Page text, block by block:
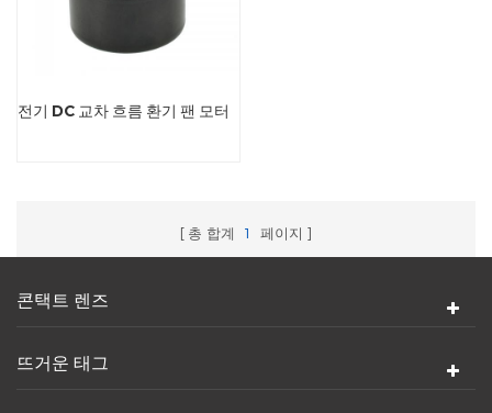
전기 DC 교차 흐름 환기 팬 모터
총 합계 1 페이지
콘택트 렌즈
뜨거운 태그